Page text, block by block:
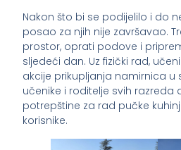
Nakon što bi se podijelilo i do
posao za njih nije završavao.
prostor, oprati podove i
sljedeći dan. Uz fizički rad,
akcije prikupljanja namirnica u
učenike i roditelje svih razreda
potrepštine za rad pučke
korisnike.